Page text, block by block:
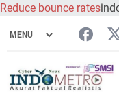
Reduce bounce rates